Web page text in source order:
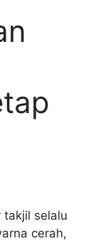
takjil selalu
cerah,